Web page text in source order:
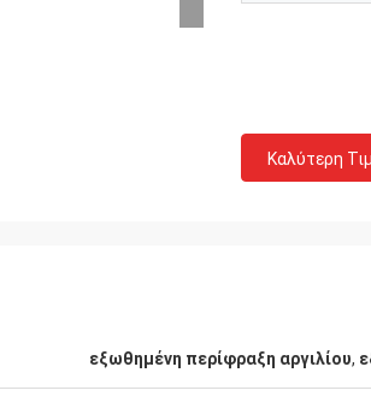
Καλύτερη
εξωθημένη περίφραξη αργιλίου,